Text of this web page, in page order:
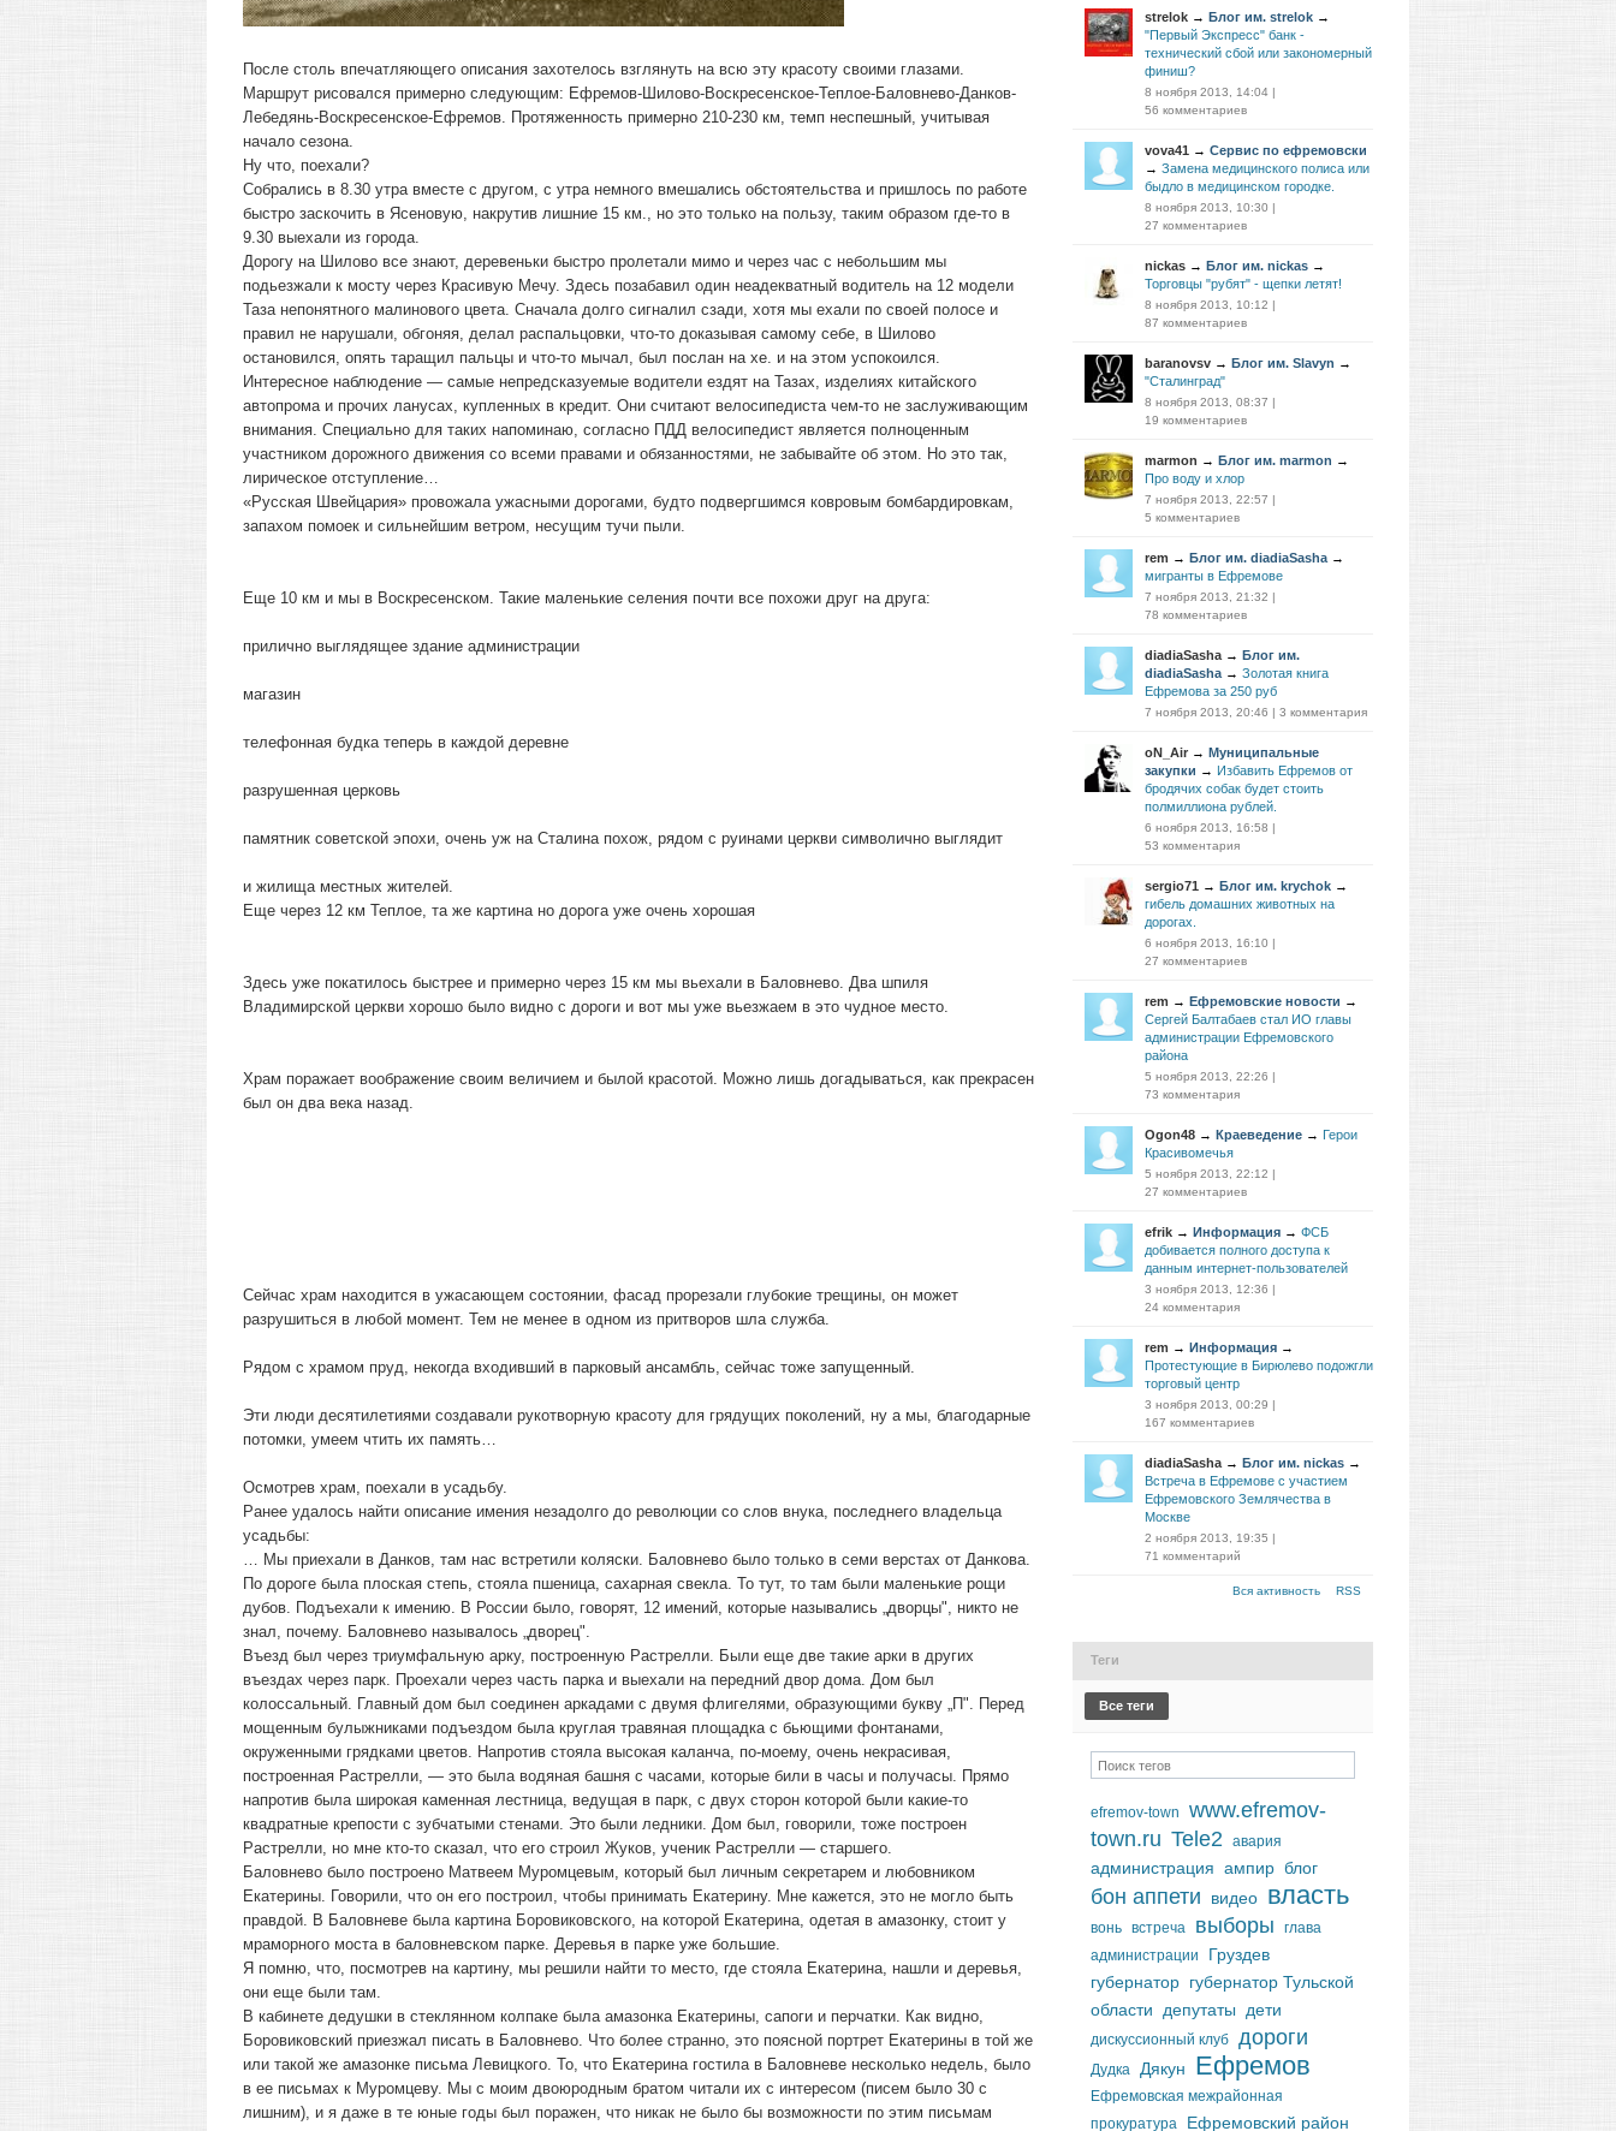
После столь впечатляющего описания захотелось взглянуть на всю эту красоту своими глазами.
Маршрут рисовался примерно следующим: Ефремов-Шилово-Воскресенское-Теплое-Баловнево-Данков-
Лебедянь-Воскресенское-Ефремов. Протяженность примерно 210-230 км, темп неспешный, учитывая
начало сезона.
Ну что, поехали?
Собрались в 8.30 утра вместе с другом, с утра немного вмешались обстоятельства и пришлось по работе
быстро заскочить в Ясеновую, накрутив лишние 15 км., но это только на пользу, таким образом где-то в
9.30 выехали из города.
Дорогу на Шилово все знают, деревеньки быстро пролетали мимо и через час с небольшим мы
подьезжали к мосту через Красивую Мечу. Здесь позабавил один неадекватный водитель на 12 модели
Таза непонятного малинового цвета. Сначала долго сигналил сзади, хотя мы ехали по своей полосе и
правил не нарушали, обгоняя, делал распальцовки, что-то доказывая самому себе, в Шилово
остановился, опять таращил пальцы и что-то мычал, был послан на хе. и на этом успокоился.
Интересное наблюдение — самые непредсказуемые водители ездят на Тазах, изделиях китайского
автопрома и прочих ланусах, купленных в кредит. Они считают велосипедиста чем-то не заслуживающим
внимания. Специально для таких напоминаю, согласно ПДД велосипедист является полноценным
участником дорожного движения со всеми правами и обязанностями, не забывайте об этом. Но это так,
лирическое отступление…
«Русская Швейцария» провожала ужасными дорогами, будто подвергшимся ковровым бомбардировкам,
запахом помоек и сильнейшим ветром, несущим тучи пыли.
Еще 10 км и мы в Воскресенском. Такие маленькие селения почти все похожи друг на друга:
прилично выглядящее здание администрации
магазин
телефонная будка теперь в каждой деревне
разрушенная церковь
памятник советской эпохи, очень уж на Сталина похож, рядом с руинами церкви символично выглядит
и жилища местных жителей.
Еще через 12 км Теплое, та же картина но дорога уже очень хорошая
Здесь уже покатилось быстрее и примерно через 15 км мы вьехали в Баловнево. Два шпиля
Владимирской церкви хорошо было видно с дороги и вот мы уже вьезжаем в это чудное место.
Храм поражает воображение своим величием и былой красотой. Можно лишь догадываться, как прекрасен
был он два века назад.
Сейчас храм находится в ужасающем состоянии, фасад прорезали глубокие трещины, он может
разрушиться в любой момент. Тем не менее в одном из притворов шла служба.
Рядом с храмом пруд, некогда входивший в парковый ансамбль, сейчас тоже запущенный.
Эти люди десятилетиями создавали рукотворную красоту для грядущих поколений, ну а мы, благодарные
потомки, умеем чтить их память…
Осмотрев храм, поехали в усадьбу.
Ранее удалось найти описание имения незадолго до революции со слов внука, последнего владельца
усадьбы:
… Мы приехали в Данков, там нас встретили коляски. Баловнево было только в семи верстах от Данкова.
По дороге была плоская степь, стояла пшеница, сахарная свекла. То тут, то там были маленькие рощи
дубов. Подъехали к имению. В России было, говорят, 12 имений, которые назывались „дворцы", никто не
знал, почему. Баловнево называлось „дворец".
Въезд был через триумфальную арку, построенную Растрелли. Были еще две такие арки в других
въездах через парк. Проехали через часть парка и выехали на передний двор дома. Дом был
колоссальный. Главный дом был соединен аркадами с двумя флигелями, образующими букву „П". Перед
мощенным булыжниками подъездом была круглая травяная площадка с бьющими фонтанами,
окруженными грядками цветов. Напротив стояла высокая каланча, по-моему, очень некрасивая,
построенная Растрелли, — это была водяная башня с часами, которые били в часы и получасы. Прямо
напротив была широкая каменная лестница, ведущая в парк, с двух сторон которой были какие-то
квадратные крепости с зубчатыми стенами. Это были ледники. Дом был, говорили, тоже построен
Растрелли, но мне кто-то сказал, что его строил Жуков, ученик Растрелли — старшего.
Баловнево было построено Матвеем Муромцевым, который был личным секретарем и любовником
Екатерины. Говорили, что он его построил, чтобы принимать Екатерину. Мне кажется, это не могло быть
правдой. В Баловневе была картина Боровиковского, на которой Екатерина, одетая в амазонку, стоит у
мраморного моста в баловневском парке. Деревья в парке уже большие.
Я помню, что, посмотрев на картину, мы решили найти то место, где стояла Екатерина, нашли и деревья,
они еще были там.
В кабинете дедушки в стеклянном колпаке была амазонка Екатерины, сапоги и перчатки. Как видно,
Боровиковский приезжал писать в Баловнево. Что более странно, это поясной портрет Екатерины в той же
или такой же амазонке письма Левицкого. То, что Екатерина гостила в Баловневе несколько недель, было
в ее письмах к Муромцеву. Мы с моим двоюродным братом читали их с интересом (писем было 30 с
лишним), и я даже в те юные годы был поражен, что никак не было бы возможности по этим письмам
strelok → Блог им. strelok →
"Первый Экспресс" банк -
технический сбой или закономерный
финиш?
8 ноября 2013, 14:04 |
56 комментариев
vova41 → Сервис по ефремовски
→ Замена медицинского полиса или
быдло в медицинском городке.
8 ноября 2013, 10:30 |
27 комментариев
nickas → Блог им. nickas →
Торговцы "рубят" - щепки летят!
8 ноября 2013, 10:12 |
87 комментариев
baranovsv → Блог им. Slavyn →
"Сталинград"
8 ноября 2013, 08:37 |
19 комментариев
marmon → Блог им. marmon →
Про воду и хлор
7 ноября 2013, 22:57 |
5 комментариев
rem → Блог им. diadiaSasha →
мигранты в Ефремове
7 ноября 2013, 21:32 |
78 комментариев
diadiaSasha → Блог им.
diadiaSasha → Золотая книга
Ефремова за 250 руб
7 ноября 2013, 20:46 | 3 комментария
oN_Air → Муниципальные
закупки → Избавить Ефремов от
бродячих собак будет стоить
полмиллиона рублей.
6 ноября 2013, 16:58 |
53 комментария
sergio71 → Блог им. krychok →
гибель домашних животных на
дорогах.
6 ноября 2013, 16:10 |
27 комментариев
rem → Ефремовские новости →
Сергей Балтабаев стал ИО главы
администрации Ефремовского
района
5 ноября 2013, 22:26 |
73 комментария
Ogon48 → Краеведение → Герои
Красивомечья
5 ноября 2013, 22:12 |
27 комментариев
efrik → Информация → ФСБ
добивается полного доступа к
данным интернет-пользователей
3 ноября 2013, 12:36 |
24 комментария
rem → Информация →
Протестующие в Бирюлево подожгли
торговый центр
3 ноября 2013, 00:29 |
167 комментариев
diadiaSasha → Блог им. nickas →
Встреча в Ефремове с участием
Ефремовского Землячества в
Москве
2 ноября 2013, 19:35 |
71 комментарий
Вся активность RSS
Теги
Все теги
efremov-town
www.efremov-
town.ru Tele2 авария
администрация ампир блог
бон аппети видео власть
вонь встреча выборы
глава
администрации
Груздев
губернатор губернатор Тульской
области
депутаты дети
дискуссионный клуб дороги
Дудка Дякун Ефремов
Ефремовская межрайонная
прокуратура
Ефремовский район